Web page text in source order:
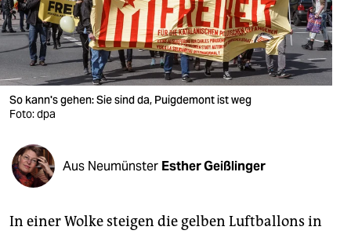
nord
wahrheit
verlag
verlag
veranstaltungen
shop
So kann's gehen: Sie sind da, Puigdemont ist weg
Foto: dpa
Aus Neumünster Esther Geißlinger
In einer Wolke steigen die gelben Luftballons in